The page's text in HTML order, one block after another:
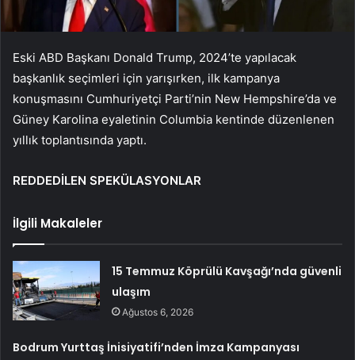
Eski ABD Başkanı Donald Trump, 2024’te yapılacak
başkanlık seçimleri için yarışırken, ilk kampanya
konuşmasını Cumhuriyetçi Parti’nin New Hempshire’da ve
Güney Karolina eyaletinin Columbia kentinde düzenlenen
yıllık toplantısında yaptı.
REDDEDİLEN SPEKÜLASYONLAR
İlgili Makaleler
15 Temmuz Köprülü Kavşağı’nda güvenli
ulaşım
Ağustos 6, 2026
Bodrum Yurttaş İnisiyatifi’nden İmza Kampanyası